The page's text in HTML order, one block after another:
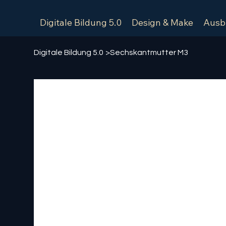
Digitale Bildung 5.0 Design & Make
Digitale Bildung 5.0 >Sechskantmutter M3